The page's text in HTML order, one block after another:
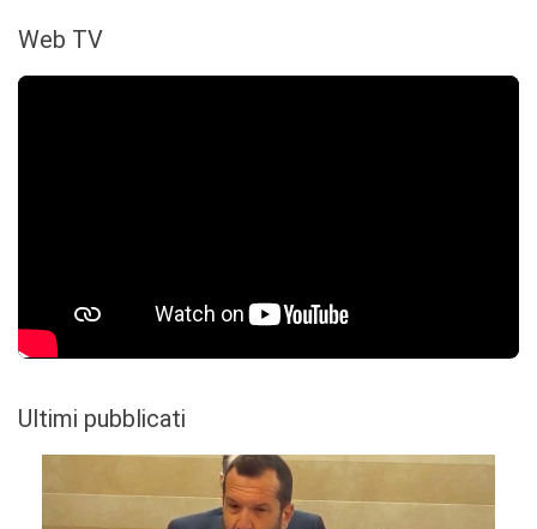
Web TV
Ultimi pubblicati